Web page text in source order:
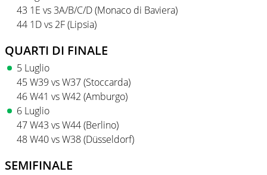
43 1E vs 3A/B/C/D (Monaco di Baviera)
44 1D vs 2F (Lipsia)
QUARTI DI FINALE
5 Luglio
45 W39 vs W37 (Stoccarda)
46 W41 vs W42 (Amburgo)
6 Luglio
47 W43 vs W44 (Berlino)
48 W40 vs W38 (Düsseldorf)
SEMIFINALE